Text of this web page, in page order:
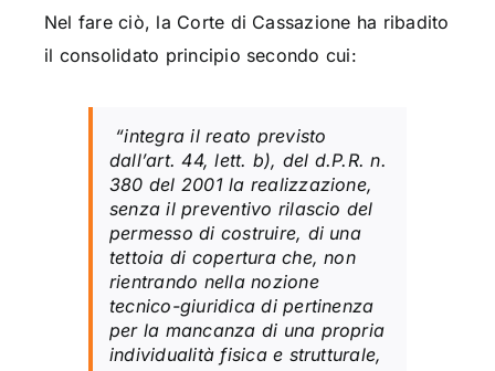
Nel fare ciò, la Corte di Cassazione ha ribadito
il consolidato principio secondo cui:
“integra il reato previsto
dall’art. 44, lett. b), del d.P.R. n.
380 del 2001 la realizzazione,
senza il preventivo rilascio del
permesso di costruire, di una
tettoia di copertura che, non
rientrando nella nozione
tecnico-giuridica di pertinenza
per la mancanza di una propria
individualità fisica e strutturale,